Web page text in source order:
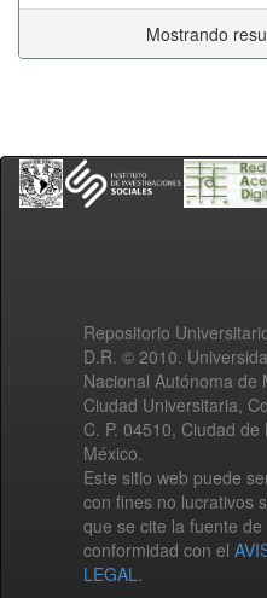
Mostrando
Repositorio
D.R. © 2010.
Nacional Autónoma de
Ciudad Universitaria,
C. P. 04510, Ciudad de
México.
Este sitio web puede
con fines no lucrativos
que se cite la fuente de
conformidad con el
LEGAL.